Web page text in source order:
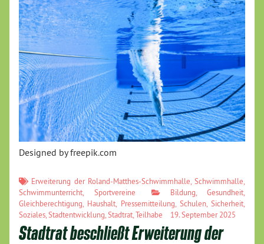
Designed by freepik.com
Erweiterung der Roland-Matthes-Schwimmhalle, Schwimmhalle,
Schwimmunterricht, Sportvereine Bildung, Gesundheit,
Gleichberechtigung, Haushalt, Pressemitteilung, Schulen, Sicherheit,
Soziales,Stadtentwicklung,Stadtrat,Teilhabe 19. September 2025
Stadtrat beschließt Erweiterung der